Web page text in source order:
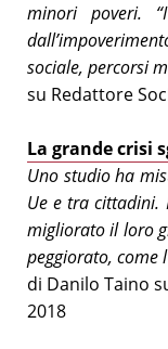
minori poveri.
sociale, percorsi
su Redattore
La grande crisi
Uno studio ha
Ue e tra cittadini.
migliorato il loro
peggiorato, come
di Danilo Taino
2018